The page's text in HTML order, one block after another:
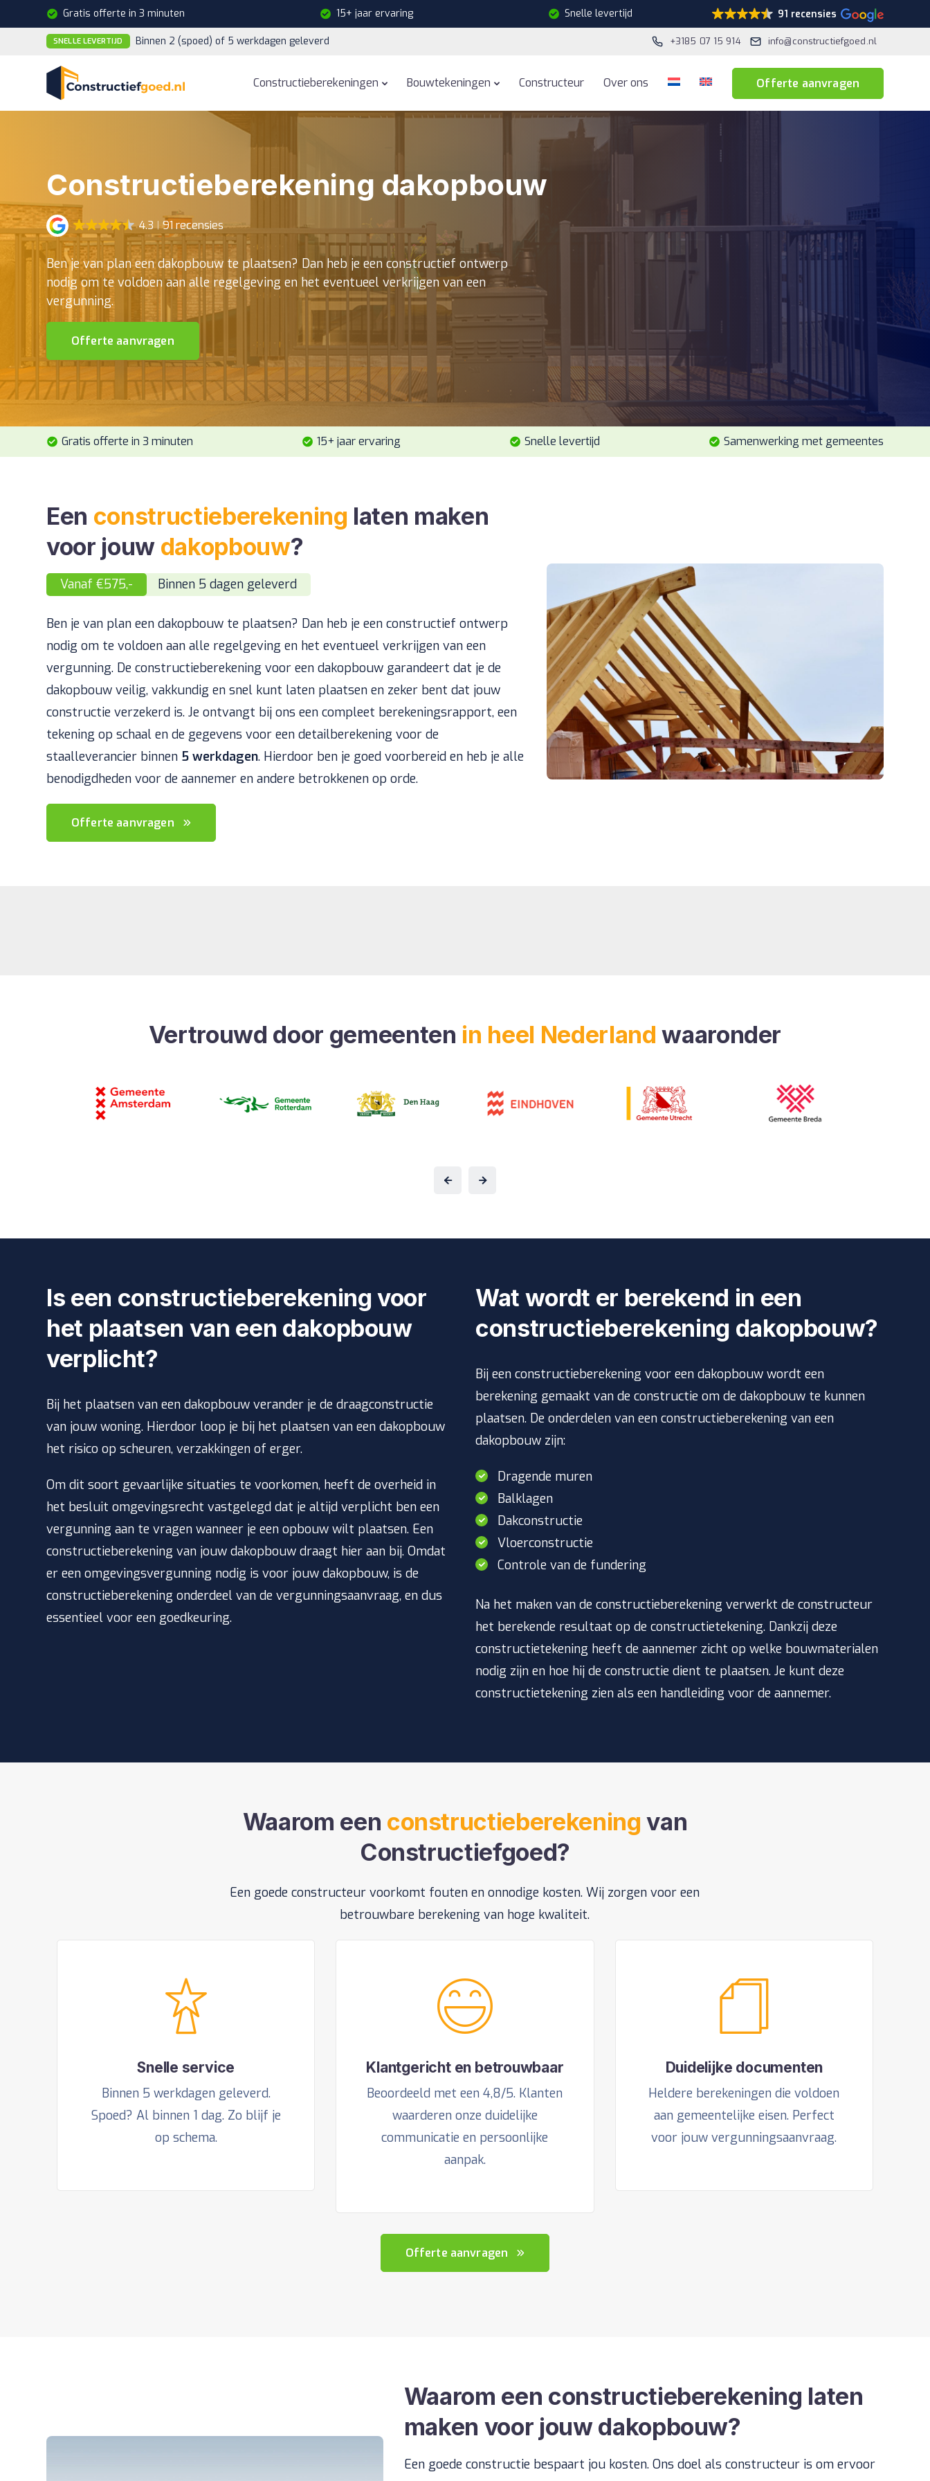
Gratis offerte in 3 minuten 15+ jaar ervaring Snelle levertijd 91 recensies
Binnen 2 (spoed) of 5 werkdagen geleverd
SNELLE LEVERTIJD +3185 07 15 914 info@constructiefgoed.nl
Constructieberekeningen Bouwtekeningen Constructeur Over ons Offerte aanvragen
Constructieberekening dakopbouw
4.3 91 recensies
Ben je van plan een dakopbouw te plaatsen? Dan heb je een constructief ontwerp
nodig om te voldoen aan alle regelgeving en het eventueel verkrijgen van een
vergunning.
Offerte aanvragen
Gratis offerte in 3 minuten 15+ jaar ervaring Snelle levertijd Samenwerking met gemeentes
Een constructieberekening laten maken
voor jouw dakopbouw?
Vanaf €575,- Binnen 5 dagen geleverd
Ben je van plan een dakopbouw te plaatsen? Dan heb je een constructief ontwerp
nodig om te voldoen aan alle regelgeving en het eventueel verkrijgen van een
vergunning. De constructieberekening voor een dakopbouw garandeert dat je de
dakopbouw veilig, vakkundig en snel kunt laten plaatsen en zeker bent dat jouw
constructie verzekerd is. Je ontvangt bij ons een compleet berekeningsrapport, een
tekening op schaal en de gegevens voor een detailberekening voor de
staalleverancier binnen 5 werkdagen. Hierdoor ben je goed voorbereid en heb je alle
benodigdheden voor de aannemer en andere betrokkenen op orde.
Offerte aanvragen
Vertrouwd door gemeenten in heel Nederlandwaaronder
Is een constructieberekening voor
het plaatsen van een dakopbouw
verplicht?
Bij het plaatsen van een dakopbouw verander je de draagconstructie
van jouw woning. Hierdoor loop je bij het plaatsen van een dakopbouw
het risico op scheuren, verzakkingen of erger.
Om dit soort gevaarlijke situaties te voorkomen, heeft de overheid in
het besluit omgevingsrecht vastgelegd dat je altijd verplicht ben een
vergunning aan te vragen wanneer je een opbouw wilt plaatsen. Een
constructieberekening van jouw dakopbouw draagt hier aan bij. Omdat
er een omgevingsvergunning nodig is voor jouw dakopbouw, is de
constructieberekening onderdeel van de vergunningsaanvraag, en dus
essentieel voor een goedkeuring.
Wat wordt er berekend in een
constructieberekening dakopbouw?
Bij een constructieberekening voor een dakopbouw wordt een
berekening gemaakt van de constructie om de dakopbouw te kunnen
plaatsen. De onderdelen van een constructieberekening van een
dakopbouw zijn:
Dragende muren
Balklagen
Dakconstructie
Vloerconstructie
Controle van de fundering
Na het maken van de constructieberekening verwerkt de constructeur
het berekende resultaat op de constructietekening. Dankzij deze
constructietekening heeft de aannemer zicht op welke bouwmaterialen
nodig zijn en hoe hij de constructie dient te plaatsen. Je kunt deze
constructietekening zien als een handleiding voor de aannemer.
Waarom een constructieberekening van
Constructiefgoed?
Een goede constructeur voorkomt fouten en onnodige kosten. Wij zorgen voor een
betrouwbare berekening van hoge kwaliteit.
Snelle service
Binnen 5 werkdagen geleverd.
Spoed? Al binnen 1 dag. Zo blijf je
op schema.
Klantgericht en betrouwbaar
Beoordeeld met een 4,8/5. Klanten
waarderen onze duidelijke
communicatie en persoonlijke
aanpak.
Duidelijke documenten
Heldere berekeningen die voldoen
aan gemeentelijke eisen. Perfect
voor jouw vergunningsaanvraag.
Offerte aanvragen
Waarom een constructieberekening laten
maken voor jouw dakopbouw?
Een goede constructie bespaart jou kosten. Ons doel als constructeur is om ervoor